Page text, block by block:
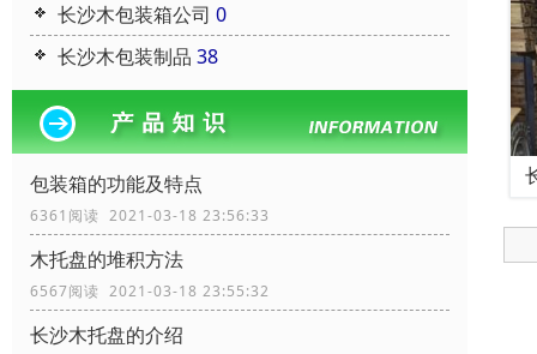
长沙木包装箱公司 0
长沙木包装制品 38
包装箱的功能及特点
6361阅读 2021-03-18 23:56:33
木托盘的堆积方法
6567阅读 2021-03-18 23:55:32
长沙木托盘的介绍